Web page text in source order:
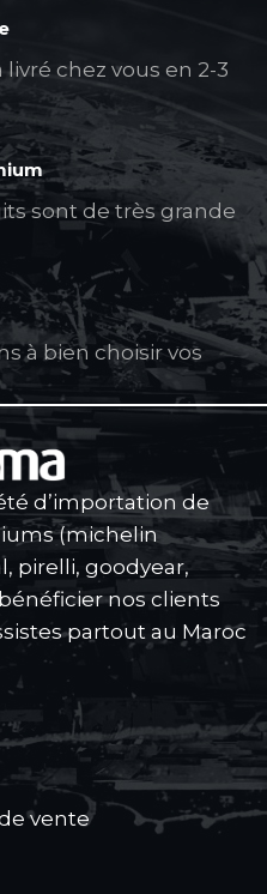
chez vous en 2-3
sont de très grande
à bien choisir vos
d’importation de
(michelin
pirelli, goodyear,
nos clients
partout au Maroc
vente